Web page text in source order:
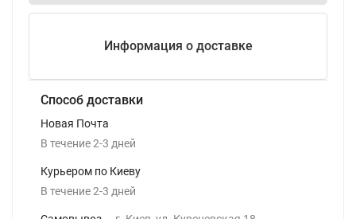
Информация о доставке
Способ доставки
Новая Почта
В течение2-3 дней
Курьером по Киеву
В течение2-3 дней